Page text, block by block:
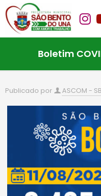
Boletim
Publicado por ASCOM -